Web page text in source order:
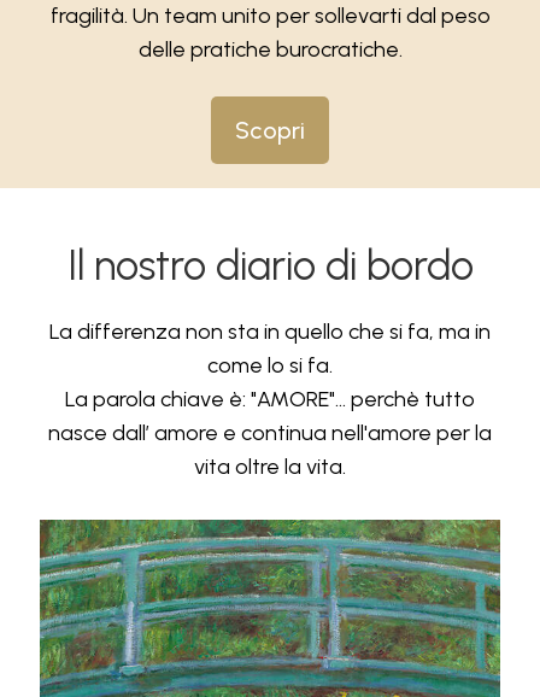
fragilità. Un team unito per sollevarti dal peso
delle pratiche burocratiche.
Scopri
Il nostro diario di bordo
La differenza non sta in quello che si fa, ma in
come lo si fa.
La parola chiave è: "AMORE"... perchè tutto
nasce dall’ amore e continua nell'amore per la
vita oltre la vita.